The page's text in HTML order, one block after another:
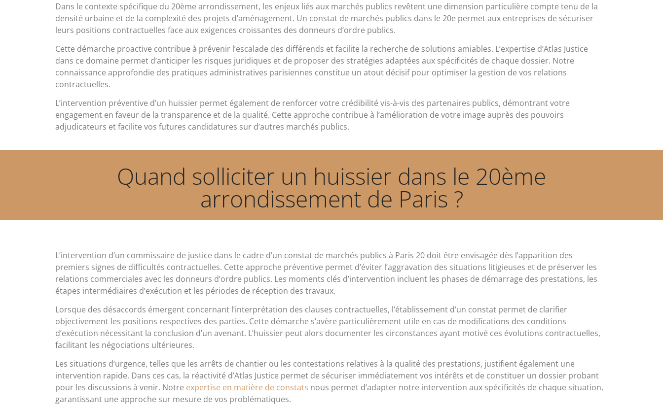
Dans le contexte spécifique du 20ème arrondissement, les enjeux liés aux marchés publics revêtent une dimension particulière compte tenu de la
densité urbaine et de la complexité des projets d’aménagement. Un constat de marchés publics dans le 20e permet aux entreprises de sécuriser
leurs positions contractuelles face aux exigences croissantes des donneurs d’ordre publics.
Cette démarche proactive contribue à prévenir l’escalade des différends et facilite la recherche de solutions amiables. L’expertise d’Atlas Justice
dans ce domaine permet d’anticiper les risques juridiques et de proposer des stratégies adaptées aux spécificités de chaque dossier. Notre
connaissance approfondie des pratiques administratives parisiennes constitue un atout décisif pour optimiser la gestion de vos relations
contractuelles.
L’intervention préventive d’un huissier permet également de renforcer votre crédibilité vis-à-vis des partenaires publics, démontrant votre
engagement en faveur de la transparence et de la qualité. Cette approche contribue à l’amélioration de votre image auprès des pouvoirs
adjudicateurs et facilite vos futures candidatures sur d’autres marchés publics.
Quand solliciter un huissier dans le 20ème
arrondissement de Paris ?
L’intervention d’un commissaire de justice dans le cadre d’un constat de marchés publics à Paris 20 doit être envisagée dès l’apparition des
premiers signes de difficultés contractuelles. Cette approche préventive permet d’éviter l’aggravation des situations litigieuses et de préserver les
relations commerciales avec les donneurs d’ordre publics. Les moments clés d’intervention incluent les phases de démarrage des prestations, les
étapes intermédiaires d’exécution et les périodes de réception des travaux.
Lorsque des désaccords émergent concernant l’interprétation des clauses contractuelles, l’établissement d’un constat permet de clarifier
objectivement les positions respectives des parties. Cette démarche s’avère particulièrement utile en cas de modifications des conditions
d’exécution nécessitant la conclusion d’un avenant. L’huissier peut alors documenter les circonstances ayant motivé ces évolutions contractuelles,
facilitant les négociations ultérieures.
Les situations d’urgence, telles que les arrêts de chantier ou les contestations relatives à la qualité des prestations, justifient également une
intervention rapide. Dans ces cas, la réactivité d’Atlas Justice permet de sécuriser immédiatement vos intérêts et de constituer un dossier probant
pour les discussions à venir. Notre expertise en matière de constats nous permet d’adapter notre intervention aux spécificités de chaque situation,
garantissant une approche sur mesure de vos problématiques.